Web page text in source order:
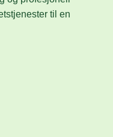
til en